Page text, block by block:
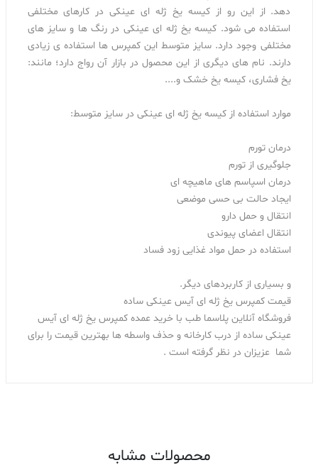
دهد. از این رو از کیسه یخ ژله ای عینکی در کارهای مختلفی
استفاده می شود. کیسه یخ ژله ای عینکی در رنگ ها و سایز های
مختلفی وجود دارد. سایز متوسط این کمپرس ها استفاده ی زیادی
دارند. نام های دیگری از این محصول در بازار آن رواج دارد؛ مانند:
یخ فشاری، کیسه یخ خشک و....
موارد استفاده از کیسه یخ ژله ای عینکی در سایز متوسط:
درمان تورم
جلوگیری از تورم
درمان اسپاسم های ماهیچه ای
ایجاد حالت بی حسی موضعی
انتقال و حمل دارو
انتقال اعضای پیوندی
استفاده در حمل مواد غذایی زود فساد
و بسیاری از کاربردهای دیگر.
قیمت کمپرس یخ ژله ای آیس عینکی ساده
فروشگاه آنلاین پلاسما طب با خرید عمده کمپرس یخ ژله ای آیس
عینکی ساده از درب کارخانه و حذف واسطه ها بهترین قیمت را برای
شما عزیزان در نظر گرفته است .
محصولات مشابه